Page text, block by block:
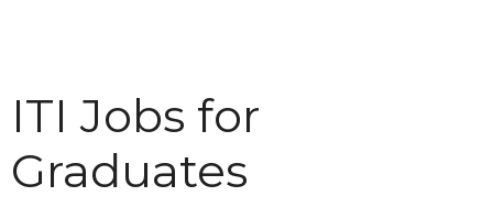
ITI Jobs for
Graduates